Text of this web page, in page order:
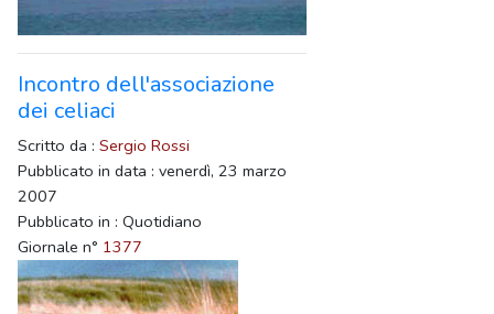
Incontro dell'associazione
dei celiaci
Scritto da : Sergio Rossi
Pubblicato in data : venerdì, 23 marzo
2007
Pubblicato in : Quotidiano
Giornale n° 1377